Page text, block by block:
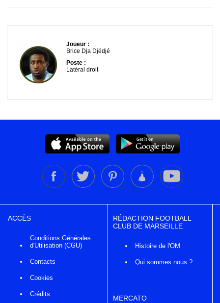
Joueur :
Brice Dja Djédjé
Poste :
Latéral droit
ACCÈS
Conditions Générales
d'Utilisation (CGU)
Contacts
Cookies
Crédits
RÉDACTION FOOTBALL
CLUB DE MARSEILLE
Histoire de l'OM
Qui sommes nous ?
MERCATO